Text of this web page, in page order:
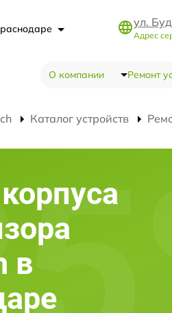
ул.
Адрес
О компании Ремонт
Каталог устройств
в